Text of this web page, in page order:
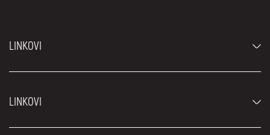
LINKOVI
Luksuzni automobili
LINKOVI